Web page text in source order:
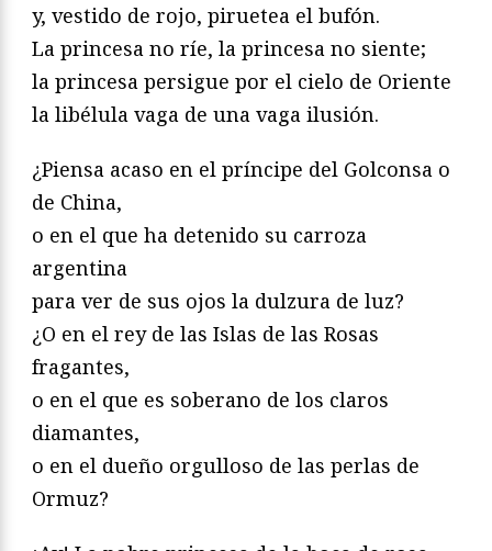
y, vestido de rojo, piruetea el bufón.
La princesa no ríe, la princesa no siente;
la princesa persigue por el cielo de Oriente
la libélula vaga de una vaga ilusión.
¿Piensa acaso en el príncipe del Golconsa o
de China,
o en el que ha detenido su carroza
argentina
para ver de sus ojos la dulzura de luz?
¿O en el rey de las Islas de las Rosas
fragantes,
o en el que es soberano de los claros
diamantes,
o en el dueño orgulloso de las perlas de
Ormuz?